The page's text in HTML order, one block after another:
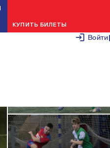
Войти
КУПИТЬ БИЛЕТЫ
U-15 — 3:0
15 ФЕВРАЛЯ